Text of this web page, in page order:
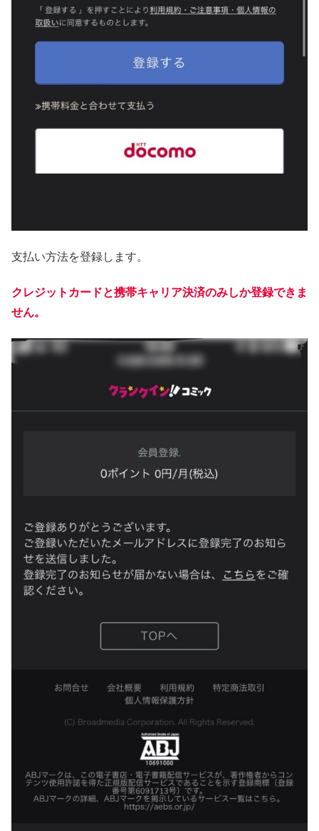
支払い方法を登録します。
クレジットカードと携帯キャリア決済のみしか登録できま
せん。